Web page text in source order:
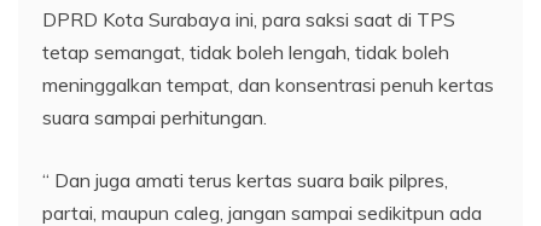
DPRD Kota Surabaya ini, para saksi saat di TPS
tetap semangat, tidak boleh lengah, tidak boleh
meninggalkan tempat, dan konsentrasi penuh kertas
suara sampai perhitungan.
“ Dan juga amati terus kertas suara baik pilpres,
partai, maupun caleg, jangan sampai sedikitpun ada